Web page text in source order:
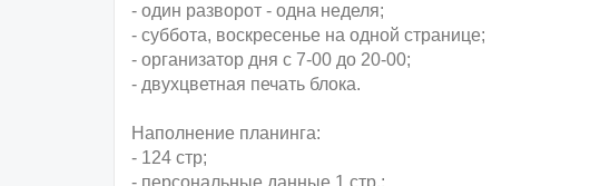
- один разворот - одна неделя;
- суббота, воскресенье на одной странице;
- организатор дня с 7-00 до 20-00;
- двухцветная печать блока.
Наполнение планинга:
- 124 стр;
- персональные данные 1 стр.;